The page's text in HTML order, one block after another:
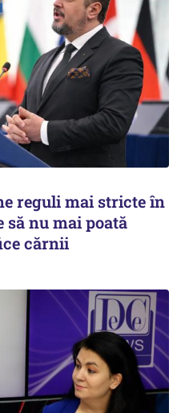
reguli mai stricte în
să nu mai poată
cărnii